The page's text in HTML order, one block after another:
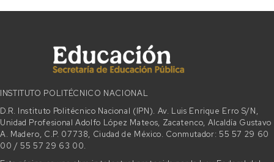
INSTITUTO POLITÉCNICO NACIONAL
D.R. Instituto Politécnico Nacional (IPN). Av. Luis Enrique Erro S/N,
Unidad Profesional Adolfo López Mateos, Zacatenco, Alcaldía Gustavo
A. Madero, C.P. 07738, Ciudad de México. Conmutador: 55 57 29 60
00 / 55 57 29 63 00.